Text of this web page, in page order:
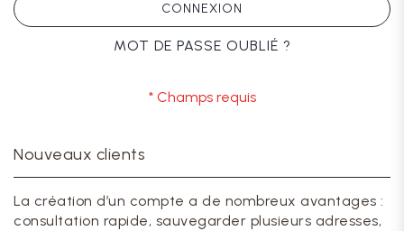
CONNEXION
MOT DE PASSE OUBLIÉ ?
Nouveaux clients
La création d’un compte a de nombreux avantages :
consultation rapide, sauvegarder plusieurs adresses,